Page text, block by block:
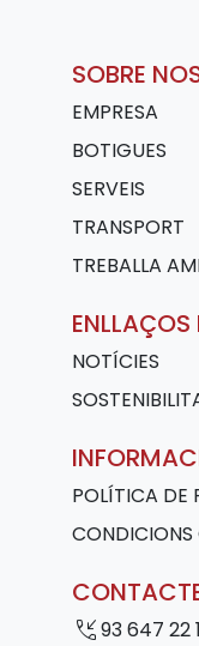
SOBRE
EMPRESA
BOTIGUES
SERVEIS
TRANSPORT
TREBALLA
ENLLAÇOS
NOTÍCIES
POLÍTICA DE
CONDICIONS
phone_callback93 647 22